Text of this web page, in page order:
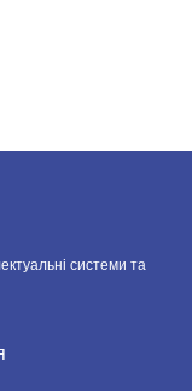
системи та